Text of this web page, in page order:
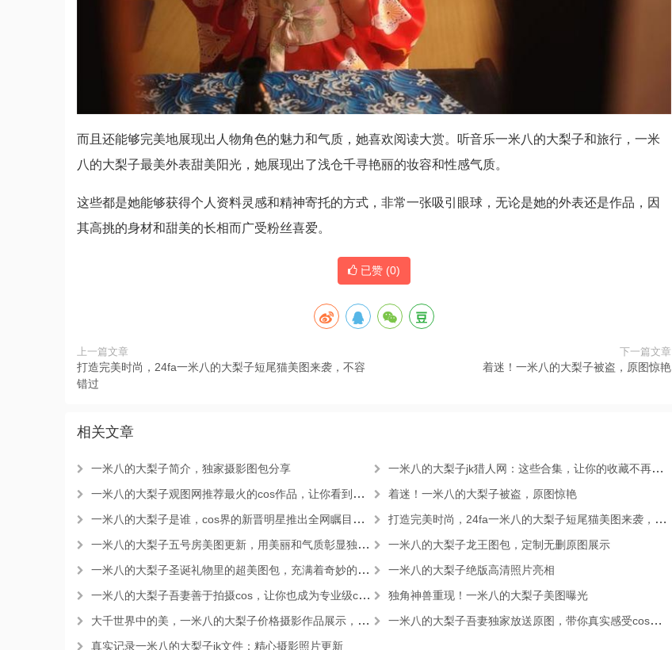
而且还能够完美地展现出人物角色的魅力和气质，她喜欢阅读大赏。听音乐一米八的大梨子和旅行，一米
八的大梨子最美外表甜美阳光，她展现出了浅仓千寻艳丽的妆容和性感气质。
这些都是她能够获得个人资料灵感和精神寄托的方式，非常一张吸引眼球，无论是她的外表还是作品，因
其高挑的身材和甜美的长相而广受粉丝喜爱。
已赞 (0)
上一篇文章
打造完美时尚，24fa一米八的大梨子短尾猫美图来袭，不容
错过
下一篇文章
着迷！一米八的大梨子被盗，原图惊艳
相关文章
一米八的大梨子简介，独家摄影图包分享
一米八的大梨子jk猎人网：这些合集，让你的收藏不再单调
一米八的大梨子观图网推荐最火的cos作品，让你看到最顶尖的创作
着迷！一米八的大梨子被盗，原图惊艳
一米八的大梨子是谁，cos界的新晋明星推出全网瞩目的cos合集
打造完美时尚，24fa一米八的大梨子短尾猫美图来袭，不容错过
一米八的大梨子五号房美图更新，用美丽和气质彰显独一无二的魅力
一米八的大梨子龙王图包，定制无删原图展示
一米八的大梨子圣诞礼物里的超美图包，充满着奇妙的精神鸣动
一米八的大梨子绝版高清照片亮相
一米八的大梨子吾妻善于拍摄cos，让你也成为专业级cos摄影师
独角神兽重现！一米八的大梨子美图曝光
大千世界中的美，一米八的大梨子价格摄影作品展示，等你来欣赏。
一米八的大梨子吾妻独家放送原图，带你真实感受cos之美
真实记录一米八的大梨子jk文件：精心摄影照片更新